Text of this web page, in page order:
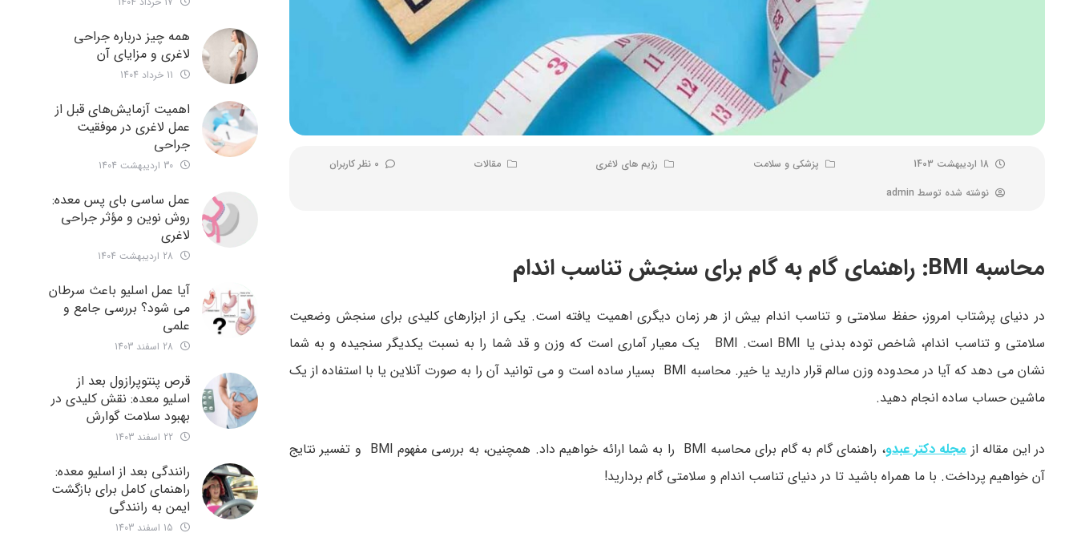
18 اردیبهشت 1403 پزشکی و سلامت رژیم های لاغری مقالات
0 نظر کاربران
نوشته شده توسط admin
محاسبه BMI: راهنمای گام به گام برای سنجش تناسب اندام
در دنیای پرشتاب امروز، حفظ سلامتی و تناسب اندام بیش از هر زمان دیگری اهمیت یافته است. یکی از ابزارهای کلیدی برای سنجش وضعیت
سلامتی و تناسب اندام، شاخص توده بدنی یا BMI است. BMI یک معیار آماری است که وزن و قد شما را به نسبت یکدیگر سنجیده و به شما
نشان می دهد که آیا در محدوده وزن سالم قرار دارید یا خیر. محاسبه BMI بسیار ساده است و می توانید آن را به صورت آنلاین یا با استفاده از یک
ماشین حساب ساده انجام دهید.
در این مقاله ازمجله دکتر عبدو
، راهنمای گام به گام برای محاسبه BMI را به شما ارائه خواهیم داد. همچنین، به بررسی مفهوم BMI و تفسیر نتایج
آن خواهیم پرداخت. با ما همراه باشید تا در دنیای تناسب اندام و سلامتی گام بردارید!
همه چیز درباره جراحی
لاغری و مزایای آن
اهمیت آزمایش‌های قبل از
عمل لاغری در موفقیت
جراحی
عمل ساسی بای پس معده:
روش نوین و مؤثر جراحی
لاغری
آیا عمل اسلیو باعث سرطان
می شود؟ بررسی جامع و
علمی
قرص پنتوپرازول بعد از
اسلیو معده: نقش کلیدی در
بهبود سلامت گوارش
رانندگی بعد از اسلیو معده:
راهنمای کامل برای بازگشت
ایمن به رانندگی